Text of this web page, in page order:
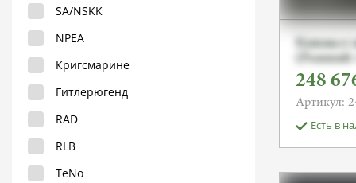
SA/NSKK
NPEA
Кригсмарине
Гитлерюгенд
RAD
RLB
TeNo
Кинжал
Алексея
248
Артикул:
Есть в